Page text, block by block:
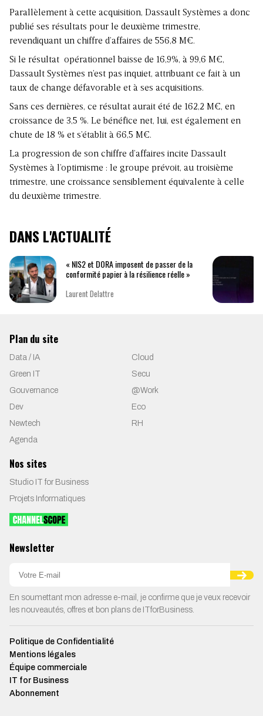
Parallèlement à cette acquisition, Dassault Systèmes a donc
publié ses résultats pour le deuxième trimestre,
revendiquant un chiffre d’affaires de 556,8 M€.
Si le résultat opérationnel baisse de 16,9%, à 99,6 M€,
Dassault Systèmes n’est pas inquiet, attribuant ce fait à un
taux de change défavorable et à ses acquisitions.
Sans ces dernières, ce résultat aurait été de 162,2 M€, en
croissance de 3,5 %. Le bénéfice net, lui, est également en
chute de 18 % et s’établit à 66,5 M€.
La progression de son chiffre d’affaires incite Dassault
Systèmes à l’optimisme : le groupe prévoit, au troisième
trimestre, une croissance sensiblement équivalente à celle
du deuxième trimestre.
DANS L'ACTUALITÉ
« NIS2 et DORA imposent de passer de la
conformité papier à la résilience réelle »
Laurent Delattre
Plan du site
Data / IA
Cloud
Green IT
Secu
Gouvernance
@Work
Dev
Eco
Newtech
RH
Agenda
Nos sites
Studio IT for Business
Projets Informatiques
Newsletter
En soumettant mon adresse e-mail, je confirme que je veux recevoir
les nouveautés, offres et bon plans de ITforBusiness.
Politique de Confidentialité
Mentions légales
Équipe commerciale
IT for Business
Abonnement